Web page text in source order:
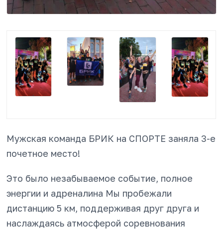
Мужская команда БРИК на СПОРТЕ заняла 3-е
почетное место!
Это было незабываемое событие, полное
энергии и адреналина Мы пробежали
дистанцию 5 км, поддерживая друг друга и
наслаждаясь атмосферой соревнования